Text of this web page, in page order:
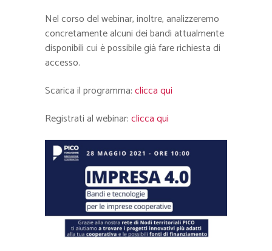
Nel corso del webinar, inoltre, analizzeremo
concretamente alcuni dei bandi attualmente
disponibili cui è possibile già fare richiesta di
accesso.
Scarica il programma:clicca qui
Registrati al webinar:clicca qui